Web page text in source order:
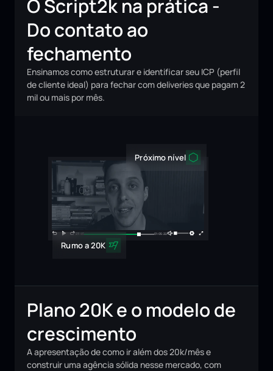
O Script2k na prática -
Do contato ao
fechamento
Ensinamos como estruturar e identificar seu ICP (perfil
de cliente ideal) para fechar com deliveries que pagam 2
mil ou mais por mês.
23:45 01:05:22
Próximo nível
Rumo a 20K
Plano 20K e o modelo de
crescimento
A apresentação de como ir além dos 20k/mês e
construir uma agência sólida nesse mercado, com